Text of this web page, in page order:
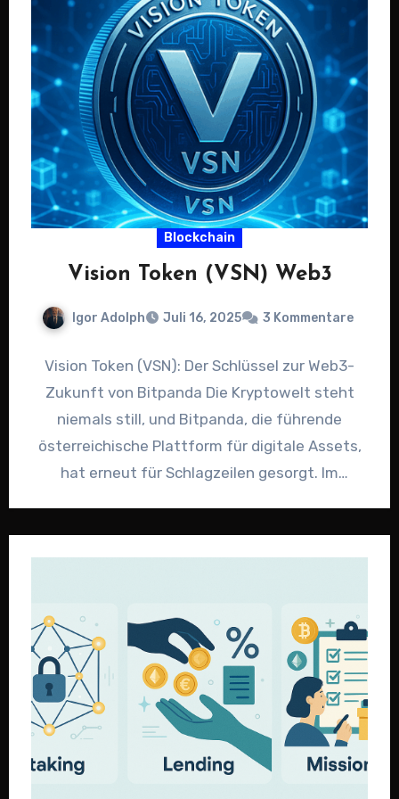
Blockchain
Vision Token (VSN) Web3
Igor Adolph Juli 16, 2025 3 Kommentare
Vision Token (VSN): Der Schlüssel zur Web3-
Zukunft von Bitpanda Die Kryptowelt steht
niemals still, und Bitpanda, die führende
österreichische Plattform für digitale Assets,
hat erneut für Schlagzeilen gesorgt. Im